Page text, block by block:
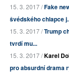
15. 3. 2017 /Fake
švédského chlapce
15. 3. 2017 /Trump
tvrdí mu...
15. 3. 2017 /Karel
pro absurdní drama